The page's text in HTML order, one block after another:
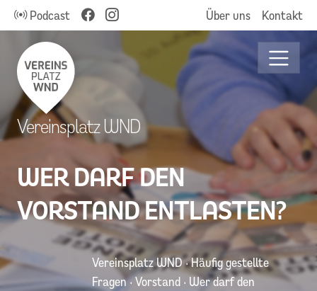
Podcast Über uns Kontakt
WER DARF DEN
VORSTAND ENTLASTEN?
Vereinsplatz WND
Vereinsplatz WND·Häufig gestellte
Fragen·Vorstand · Wer darf den